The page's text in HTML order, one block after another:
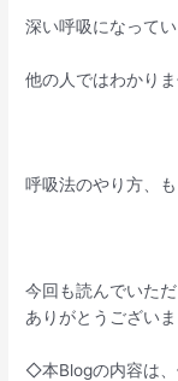
深い呼吸になって
他の人ではわかりま
呼吸法のやり方、も
今回も読んでいただ
ありがとうござい
◇本Blogの内容は